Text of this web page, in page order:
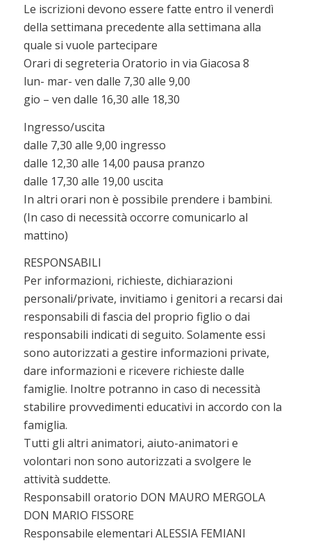
Le iscrizioni devono essere fatte entro il venerdì
della settimana precedente alla settimana alla
quale si vuole partecipare
Orari di segreteria Oratorio in via Giacosa 8
lun- mar- ven dalle 7,30 alle 9,00
gio – ven dalle 16,30 alle 18,30
Ingresso/uscita
dalle 7,30 alle 9,00 ingresso
dalle 12,30 alle 14,00 pausa pranzo
dalle 17,30 alle 19,00 uscita
In altri orari non è possibile prendere i bambini.
(In caso di necessità occorre comunicarlo al
mattino)
RESPONSABILI
Per informazioni, richieste, dichiarazioni
personali/private, invitiamo i genitori a recarsi dai
responsabili di fascia del proprio figlio o dai
responsabili indicati di seguito. Solamente essi
sono autorizzati a gestire informazioni private,
dare informazioni e ricevere richieste dalle
famiglie. Inoltre potranno in caso di necessità
stabilire provvedimenti educativi in accordo con la
famiglia.
Tutti gli altri animatori, aiuto-animatori e
volontari non sono autorizzati a svolgere le
attività suddette.
ResponsabilI oratorio DON MAURO MERGOLA
DON MARIO FISSORE
Responsabile elementari ALESSIA FEMIANI